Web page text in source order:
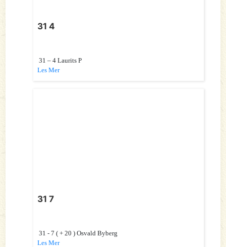
31 4
31 – 4 Laurits P
Les Mer
31 7
31 - 7 ( + 20 ) Osvald Byberg
Les Mer